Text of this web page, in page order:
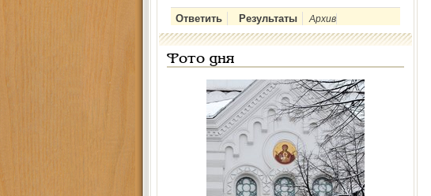
Архив
Фото дня